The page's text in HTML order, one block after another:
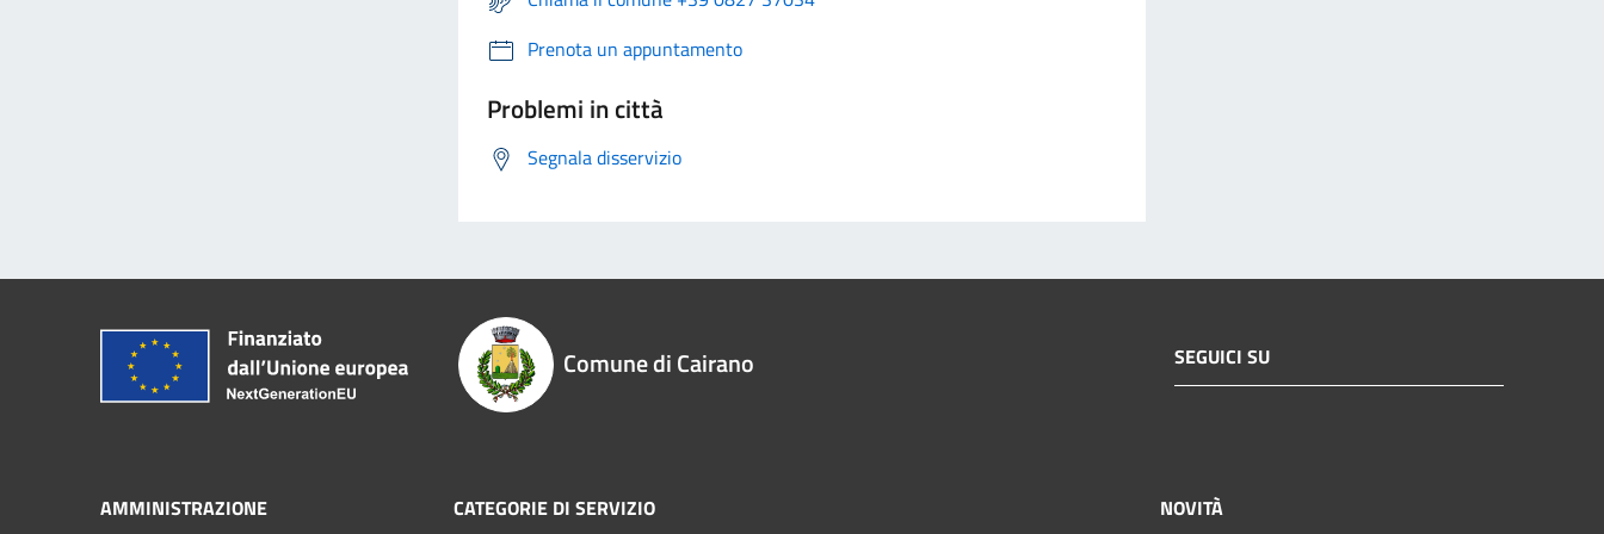
Prenota un appuntamento
Problemi in città
Segnala disservizio
Comune di Cairano SEGUICI SU
AMMINISTRAZIONE CATEGORIE DI SERVIZIO NOVITÀ